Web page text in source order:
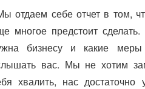
отдаем себе отчет в том,
многое предстоит
бизнесу и какие
вас. Мы не хотим
хвалить, нас